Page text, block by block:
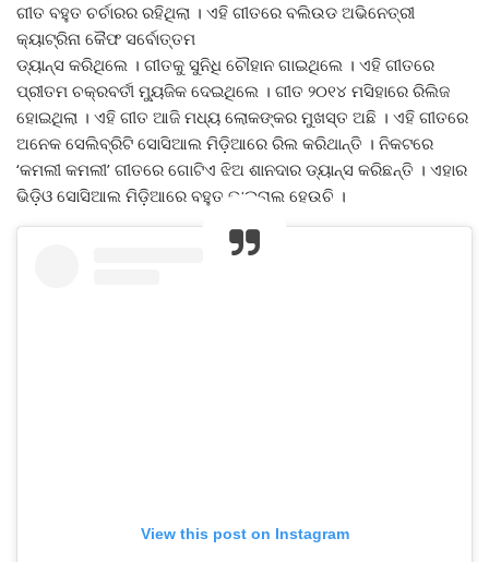
ଗୀତ ବହୁତ ଚର୍ଚାରର ରହିଥିଲା । ଏହି ଗୀତରେ ବଲିଉଡ ଅଭିନେତ୍ରୀ
କ୍ୟାଟ୍ରିନା କୈଫ ସର୍ବୋତ୍ତମ
ଡ୍ୟାନ୍ସ କରିଥିଲେ । ଗୀତକୁ ସୁନିଧି ଚୌହାନ ଗାଇଥିଲେ । ଏହି ଗୀତରେ
ପ୍ରୀତମ ଚକ୍ରବର୍ତୀ ମ୍ୟୁଜିକ ଦେଇଥିଲେ । ଗୀତ ୨୦୧୪ ମସିହାରେ ରିଲିଜ
ହୋଇଥିଲା । ଏହି ଗୀତ ଆଜି ମଧ୍ୟ ଲୋକଙ୍କର ମୁଖସ୍ତ ଅଛି । ଏହି ଗୀତରେ
ଅନେକ ସେଲିବ୍ରିଟି ସୋସିଆଲ ମିଡ଼ିଆରେ ରିଲ କରିଥାନ୍ତି । ନିକଟରେ
‘କମଲୀ କମଲୀ’ ଗୀତରେ ଗୋଟିଏ ଝିଅ ଶାନଦାର ଡ୍ୟାନ୍ସ କରିଛନ୍ତି । ଏହାର
ଭିଡ଼ିଓ ସୋସିଆଲ ମିଡ଼ିଆରେ ବହୁତ ଭାଇରାଲ ହେଉଚି ।
View this post on Instagram